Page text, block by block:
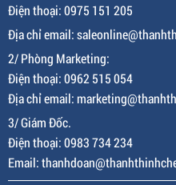
Điện thoại: 0975 151 205
Địa chỉ email:
2/ Phòng Marketing:
Điện thoại: 0962 515 054
Địa chỉ email:
3/ Giám Đốc.
Điện thoại: 0983 734 234
Email: